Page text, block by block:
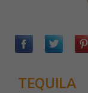
TEQUILA